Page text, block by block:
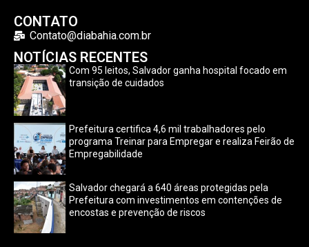
CONTATO
Contato@diabahia.com.br
NOTÍCIAS RECENTES
Com 95 leitos, Salvador ganha hospital focado em
transição de cuidados
Prefeitura certifica 4,6 mil trabalhadores pelo
programa Treinar para Empregar e realiza Feirão de
Empregabilidade
Salvador chegará a 640 áreas protegidas pela
Prefeitura com investimentos em contenções de
encostas e prevenção de riscos